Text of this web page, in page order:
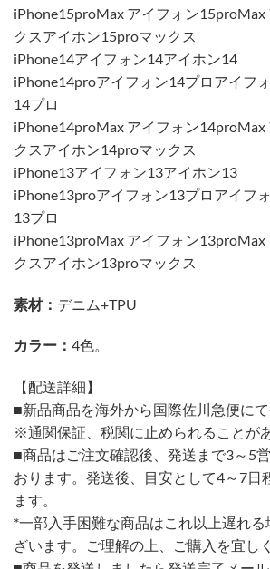
iPhone15proMax アイフォン15proMax
クスアイホン15proマックス
iPhone14アイフォン14アイホン14
iPhone14proアイフォン14プロアイフ
14プロ
iPhone14proMax アイフォン14proMax
クスアイホン14proマックス
iPhone13アイフォン13アイホン13
iPhone13proアイフォン13プロアイフ
13プロ
iPhone13proMax アイフォン13proMax
クスアイホン13proマックス
素材： デニム+TPU
カラー： 4色。
【配送詳細】
■新品商品を海外から国際佐川急便にて
※通関保証、税関に止められることが
■商品はご注文確認後、発送まで3～5
おります。発送後、目安として4～7日
ます。
*一部入手困難な商品はこれ以上遅れ
ざいます。ご理解の上、ご購入を宜し